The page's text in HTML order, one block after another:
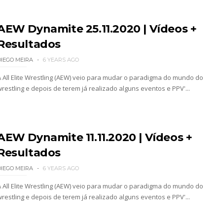
Jon Moxley salvou a identidade da empresa
perto de interromper combate de Brie Bella
sem Brie Bella
All In
no México revelado
Dynamite 25.11.2020 | Vídeos +
MEIRA 6 YEARS AGO
All Elite Wrestling (AEW) veio para mudar o paradigma do mundo do
e depois de terem já realizado alguns eventos e PPV'...
Dynamite 11.11.2020 | Vídeos +
MEIRA 6 YEARS AGO
All Elite Wrestling (AEW) veio para mudar o paradigma do mundo do
e depois de terem já realizado alguns eventos e PPV'...